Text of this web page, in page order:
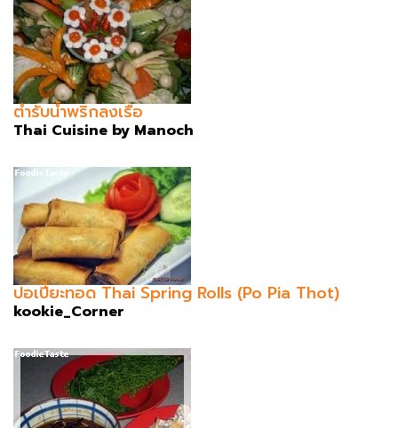
ตำรับน้ำพริกลงเรือ
Thai Cuisine by Manoch
ปอเปี๊ยะทอด Thai Spring Rolls (Po Pia Thot)
kookie_Corner